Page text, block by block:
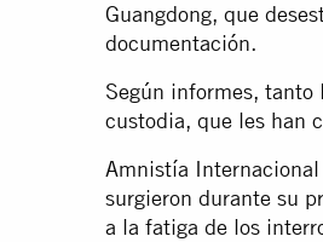
Guangdong, que
documentación.
Según informes, tanto
custodia, que les han
Amnistía
surgieron durante su
a la fatiga de los